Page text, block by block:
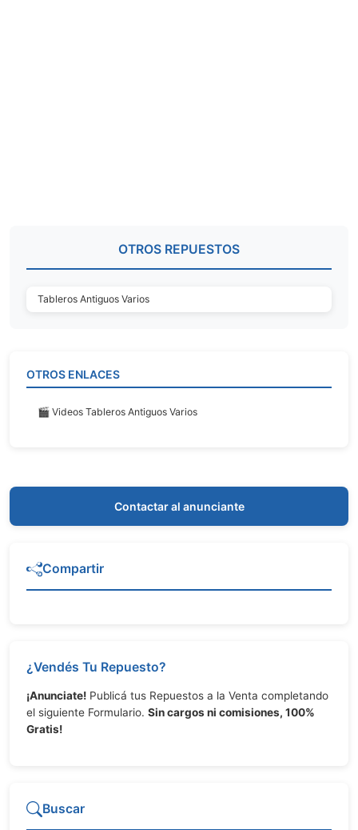
OTROS REPUESTOS
Tableros Antiguos Varios
OTROS ENLACES
🎬 Videos Tableros Antiguos Varios
Contactar al anunciante
Compartir
¿Vendés Tu Repuesto?
¡Anunciate! Publicá tus Repuestos a la Venta completando
el siguiente Formulario. Sin cargos ni comisiones, 100%
Gratis!
Buscar